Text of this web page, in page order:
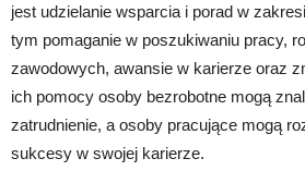
jest udzielanie wsparcia i porad w
tym pomaganie w poszukiwaniu pracy,
zawodowych, awansie w karierze oraz
ich pomocy osoby bezrobotne mogą
zatrudnienie, a osoby pracujące mogą
sukcesy w swojej karierze.